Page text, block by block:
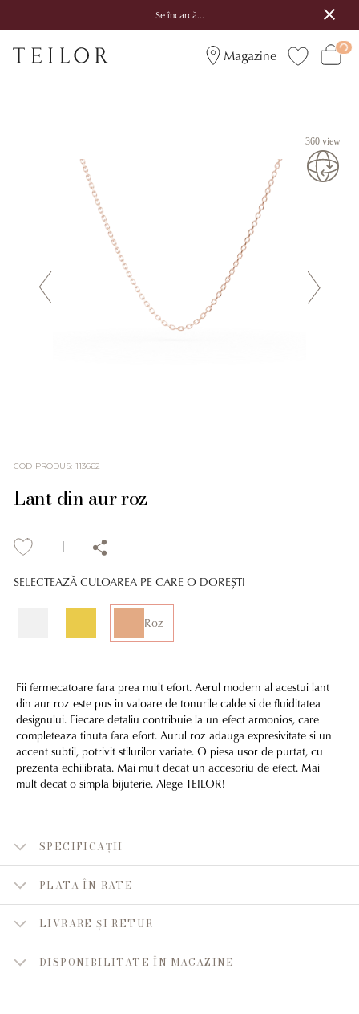
Se încarcă...
Magazine
360 view
COD PRODUS: 113662
Lant din aur roz
SELECTEAZĂ CULOAREA PE CARE O DOREȘTI
Roz
Fii fermecatoare fara prea mult efort. Aerul modern al acestui lant
din aur roz este pus in valoare de tonurile calde si de fluiditatea
designului. Fiecare detaliu contribuie la un efect armonios, care
completeaza tinuta fara efort. Aurul roz adauga expresivitate si un
accent subtil, potrivit stilurilor variate. O piesa usor de purtat, cu
prezenta echilibrata. Mai mult decat un accesoriu de efect. Mai
mult decat o simpla bijuterie. Alege TEILOR!
SPECIFICAȚII
PLATA ÎN RATE
LIVRARE ȘI RETUR
DISPONIBILITATE ÎN MAGAZINE